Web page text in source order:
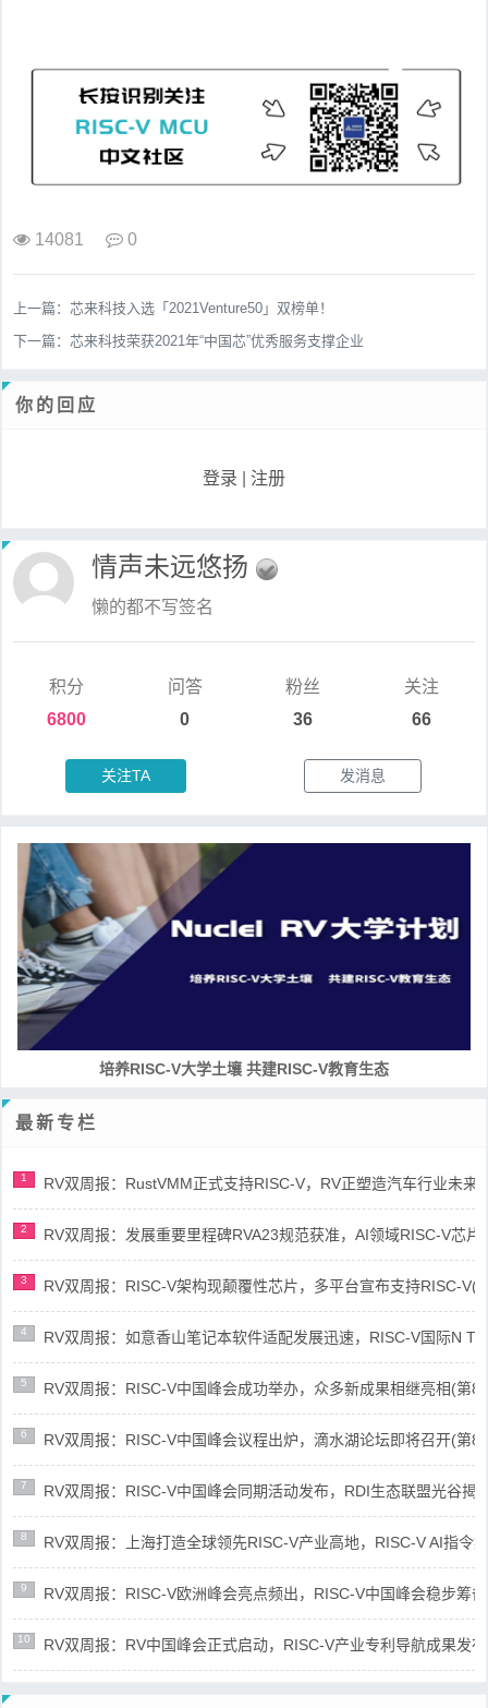
14081 0
上一篇： 芯来科技入选「2021Venture50」双榜单！
下一篇： 芯来科技荣获2021年“中国芯”优秀服务支撑企业
你的回应
登录 注册
情声未远悠扬
懒的都不写签名
积分
6800
问答
0
粉丝
36
关注
66
关注TA 发消息
RISC-V处理器设计系列课程
最新专栏
1 RV双周报：RustVMM正式支持RISC-V，RV正塑造汽车行业未来
2 RV双周报：发展重要里程碑RVA23规范获准，AI领域RISC-V芯
3 RV双周报：RISC-V架构现颠覆性芯片，多平台宣布支持RISC-V(
4 RV双周报：如意香山笔记本软件适配发展迅速，RISC-V国际N
5 RV双周报：RISC-V中国峰会成功举办，众多新成果相继亮相(第
6 RV双周报：RISC-V中国峰会议程出炉，滴水湖论坛即将召开(第
7 RV双周报：RISC-V中国峰会同期活动发布，RDI生态联盟光谷揭
8 RV双周报：上海打造全球领先RISC-V产业高地，RISC-V AI指令
9 RV双周报：RISC-V欧洲峰会亮点频出，RISC-V中国峰会稳步筹
10 RV双周报：RV中国峰会正式启动，RISC-V产业专利导航成果发